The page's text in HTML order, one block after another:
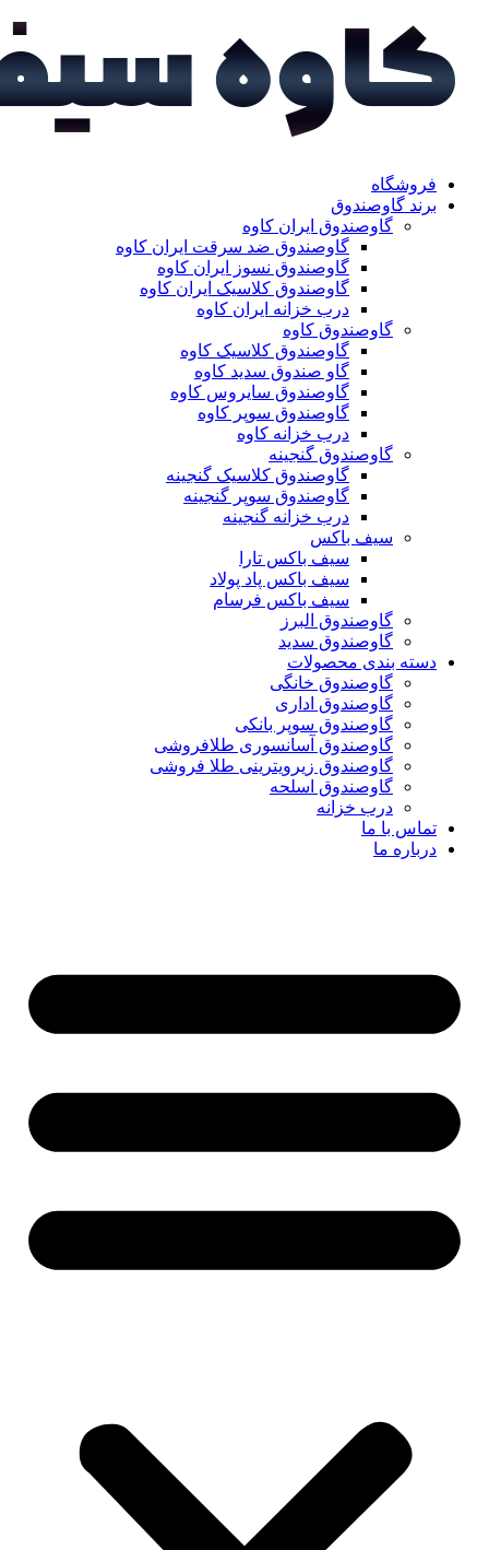
فروشگاه
برند گاوصندوق
گاوصندوق ایران کاوه
گاوصندوق ضد سرقت ایران کاوه
گاوصندوق نسوز ایران کاوه
گاوصندوق کلاسیک ایران کاوه
درب خزانه ایران کاوه
گاوصندوق کاوه
گاوصندوق کلاسیک کاوه
گاو صندوق سدید کاوه
گاوصندوق سایروس کاوه
گاوصندوق سوپر کاوه
درب خزانه کاوه
گاوصندوق گنجینه
گاوصندوق کلاسیک گنجینه
گاوصندوق سوپر گنجینه
درب خزانه گنجینه
سیف باکس
سیف باکس تارا
سیف باکس پاد پولاد
سیف باکس فرسام
گاوصندوق البرز
گاوصندوق سدید
دسته بندی محصولات
گاوصندوق خانگی
گاوصندوق اداری
گاوصندوق سوپر بانکی
گاوصندوق آسانسوری طلافروشی
گاوصندوق زیرویترینی طلا فروشی
گاوصندوق اسلحه
درب خزانه
تماس با ما
درباره ما